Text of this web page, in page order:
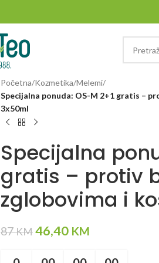
Početna/Kozmetika/Melemi/
Specijalna ponuda: OS-M 2+1 gratis –
3x50ml
Specijalna
gratis – protiv
zglobovima i
87KM46,40 KM